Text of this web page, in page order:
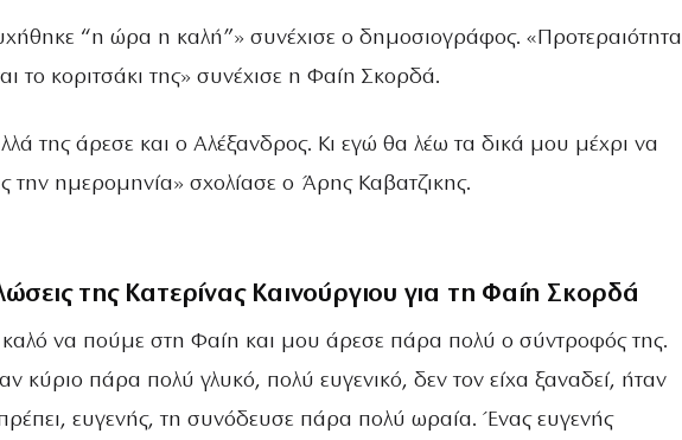
“η ώρα η καλή”» συνέχισε ο δημοσιογράφος. «Προτεραιότητα
το κοριτσάκι της» συνέχισε η Φαίη Σκορδά.
της άρεσε και ο Αλέξανδρος. Κι εγώ θα λέω τα δικά μου μέχρι να
την ημερομηνία» σχολίασε ο Άρης Καβατζικης.
της Κατερίνας Καινούργιου για τη Φαίη Σκορδά
να πούμε στη Φαίη και μου άρεσε πάρα πολύ ο σύντροφός της.
κύριο πάρα πολύ γλυκό, πολύ ευγενικό, δεν τον είχα ξαναδεί, ήταν
ευγενής, τη συνόδευσε πάρα πολύ ωραία. Ένας ευγενής